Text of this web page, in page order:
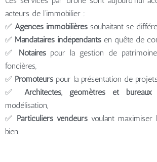
acteurs de l’immobilier :
✅ Agences immobilières souhaitant se
✅ Mandataires indépendants en quête de
✅ Notairespour la gestion de
foncières,
✅ Promoteurs pour la présentation de
✅ Architectes, géomètres et bureaux
modélisation,
✅ Particuliers vendeurs voulant maximiser
bien.